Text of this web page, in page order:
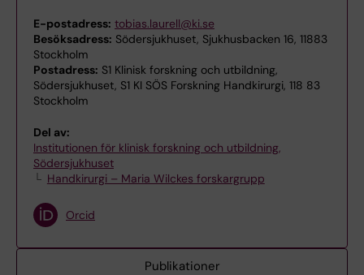
E-postadress: tobias.laurell@ki.se
Besöksadress: Södersjukhuset, Sjukhusbacken 16, 11883
Stockholm
Postadress: S1 Klinisk forskning och utbildning,
Södersjukhuset, S1 KI SÖS Forskning Handkirurgi, 118 83
Stockholm
Del av:
Institutionen för klinisk forskning och utbildning,
Södersjukhuset
Handkirurgi – Maria Wilckes forskargrupp
Orcid
Publikationer